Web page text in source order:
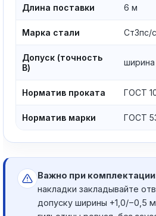
Длина поставки 6 м
Марка стали Ст3пс/
Допуск (точность
В)
Норматив проката ГОСТ
Норматив марки ГОСТ
Важно при
накладки закладывайте
допуску ширины +1,0/−0,5